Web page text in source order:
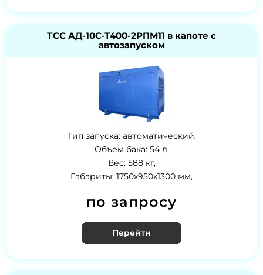
ТСС АД-10С-Т400-2РПМ11 в капоте с
автозапуском
Тип запуска: автоматический,
Объем бака: 54 л,
Вес: 588 кг,
Габариты: 1750х950х1300 мм,
по запросу
Перейти